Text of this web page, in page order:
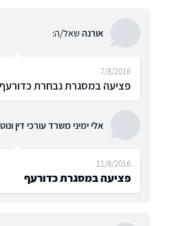
אורנהשאל/ה:
פציעה במסגרת נבחרת
7/8/2016
אלי ימיני משרד עורכי דין
פציעה במסגרת כדורעף
11/8/2016